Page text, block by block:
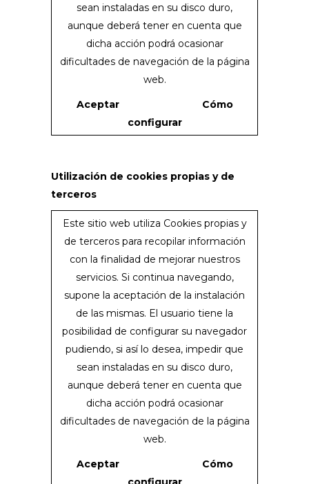
sean instaladas en su disco duro,
aunque deberá tener en cuenta que
dicha acción podrá ocasionar
dificultades de navegación de la página
web.
Aceptar
Cómo
configurar
Utilización de cookies propias y de
terceros
Este sitio web utiliza Cookies propias y
de terceros para recopilar información
con la finalidad de mejorar nuestros
servicios. Si continua navegando,
supone la aceptación de la instalación
de las mismas. El usuario tiene la
posibilidad de configurar su navegador
pudiendo, si así lo desea, impedir que
sean instaladas en su disco duro,
aunque deberá tener en cuenta que
dicha acción podrá ocasionar
dificultades de navegación de la página
web.
Aceptar
Cómo